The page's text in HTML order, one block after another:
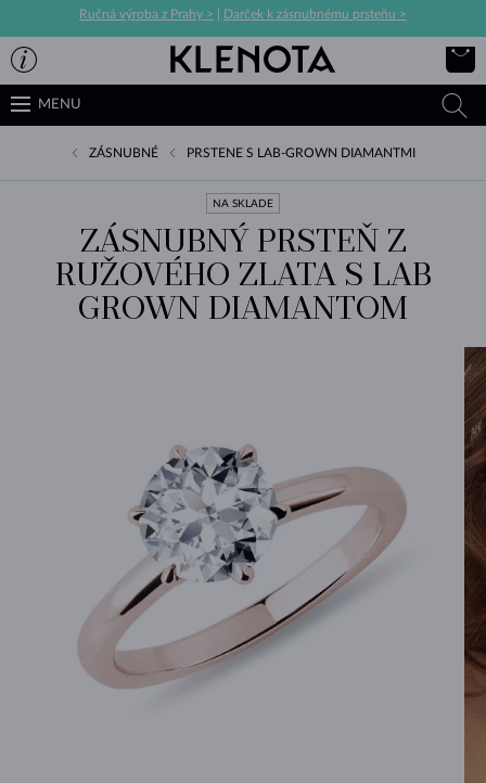
Ručná výroba z Prahy > Darček k zásnubnému prsteňu >
MENU
ZÁSNUBNÉ PRSTENE S LAB-GROWN DIAMANTMI
NA SKLADE
ZÁSNUBNÝ PRSTEŇ Z
RUŽOVÉHO ZLATA S LAB
GROWN DIAMANTOM